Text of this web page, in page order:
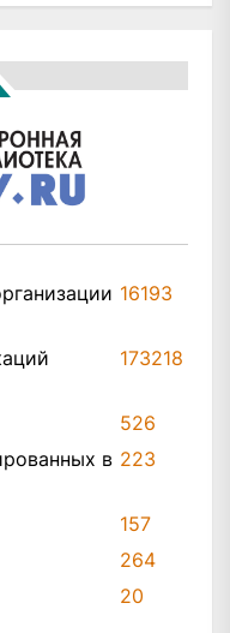
16193
173218
526
в 223
157
264
20